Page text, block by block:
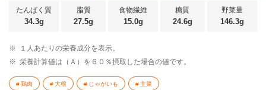
たんぱく質
34.3g
脂質
27.5g
食物繊維
15.0g
糖質
24.6g
野菜量
146.3g
※
１人あたりの栄養成分を表示。
※ 栄養計算値は（Ａ）を６０％摂取した場合の値です。
鶏肉 大根 じゃがいも 主菜